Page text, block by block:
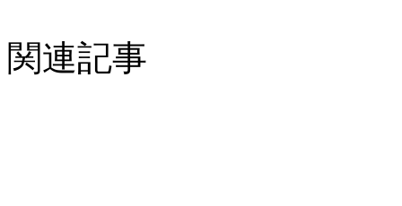
関連記事